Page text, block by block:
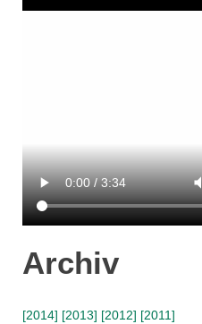
Archiv
[2014] [2013] [2012] [2011]